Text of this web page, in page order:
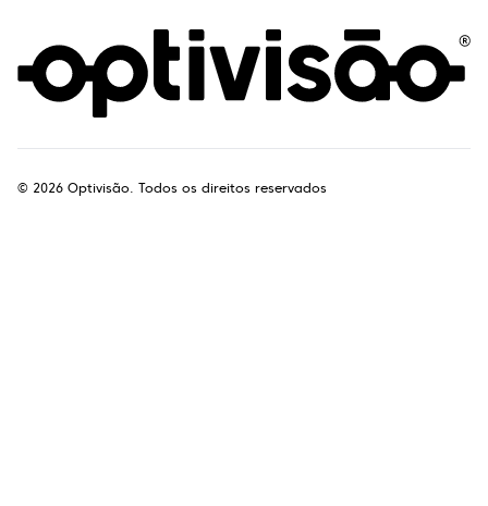
© 2026 Optivisão. Todos os direitos reservados